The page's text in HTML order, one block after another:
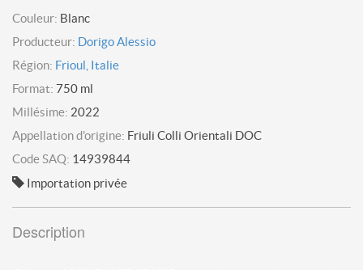
Couleur: Blanc
Producteur: Dorigo Alessio
Région: Frioul, Italie
Format: 750 ml
Millésime: 2022
Appellation d'origine: Friuli Colli Orientali DOC
Code SAQ: 14939844
Importation privée
Description